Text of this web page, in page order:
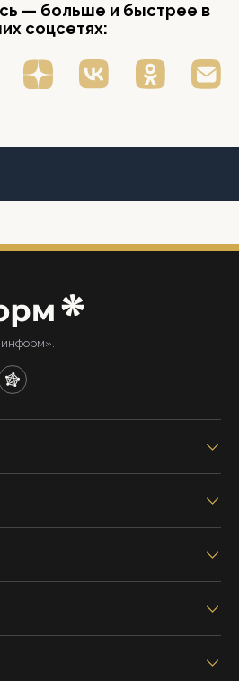
— больше и быстрее в
соцсетях: